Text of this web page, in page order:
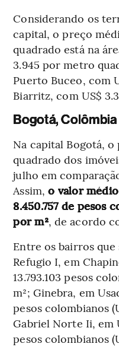
Considerando os
capital, o preço
quadrado está na
3.945 por metro
Puerto Buceo, com
Biarritz, com US$
Bogotá, Colômbia
Na capital Bogotá,
quadrado dos
julho em
Assim,o valor
8.450.757 de pesos
por m², de acordo
Entre os bairros que
Refugio I, em
13.793.103 pesos
m²; Ginebra, em
pesos colombianos
Gabriel Norte Ii, em
pesos colombianos